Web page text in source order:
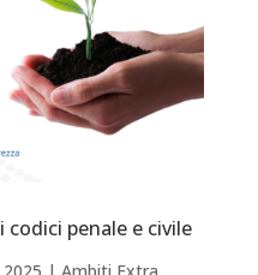
penale e civile